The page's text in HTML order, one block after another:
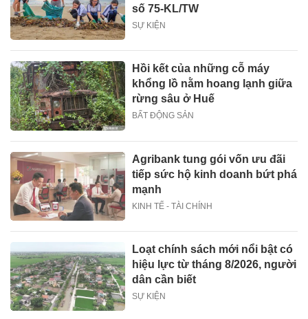
số 75-KL/TW
SỰ KIỆN
Hồi kết của những cỗ máy
khổng lồ nằm hoang lạnh giữa
rừng sâu ở Huế
BẤT ĐỘNG SẢN
Agribank tung gói vốn ưu đãi
tiếp sức hộ kinh doanh bứt phá
mạnh
KINH TẾ - TÀI CHÍNH
Loạt chính sách mới nổi bật có
hiệu lực từ tháng 8/2026, người
dân cần biết
SỰ KIỆN